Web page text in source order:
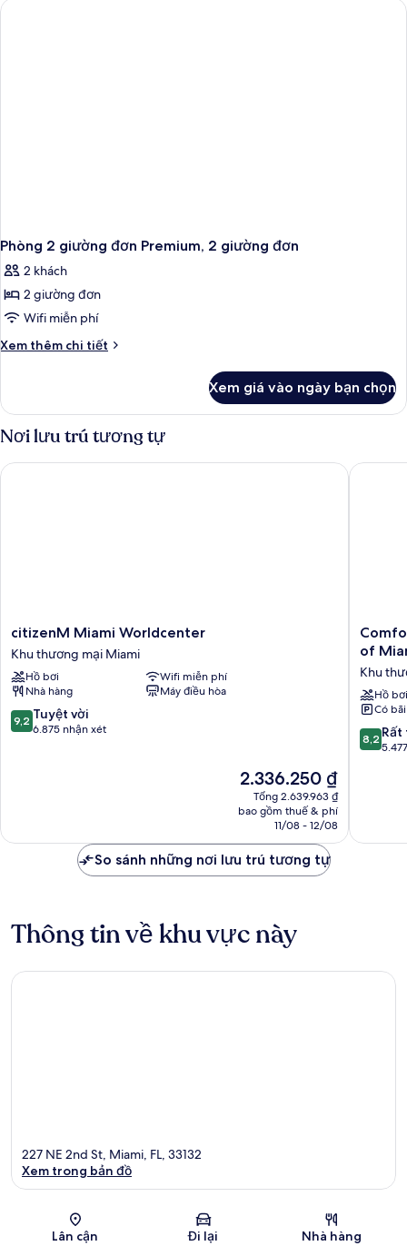
1
in
Shower)
Phòng 2 giường đơn Premium, 2 giường đơn
2 khách
2 giường đơn
Wifi miễn phí
Xem thêm chi tiết
Chi
Phòng
2
giường
đơn
Premium,
Xem giá vào ngày bạn chọn
Nơi lưu trú tương tự
citizenM
Miami
Worldcenter
Khu
thương
mại
Miami
citizenM Miami Worldcenter
Khu thương mại Miami
Hồ bơi
Wifi miễn phí
Nhà hàng
Máy điều hòa
9.2
trên
9,2 Tuyệt vời
6.875 nhận xét
Giá
hiện
tại
2.336.250 ₫
2.336.250 ₫
Tổng 2.639.963 ₫
bao gồm thuế & phí
11/08 - 12/08
citizenM Miami Worldcenter
Comfort
Inn
Suites
Brickell
-
Port
Miami
of
Khu
Hồ bơi
Có
8.2
trên
xét
8,2 Rất
So sánh những nơi lưu trú tương tự
Thông tin về khu vực này
Bản đồ
227 NE 2nd St, Miami, FL, 33132
Xem trong bản đồ
Lân cận Đi lại Nhà hàng